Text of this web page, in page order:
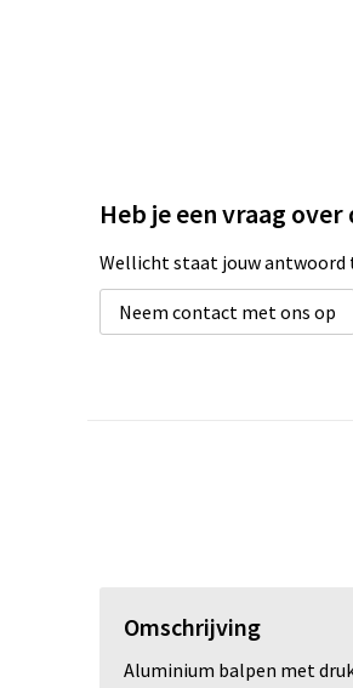
Heb je een vraag
Wellicht staat jouw antwoord
Neem contact met ons op
Omschrijving
Aluminium balpen met